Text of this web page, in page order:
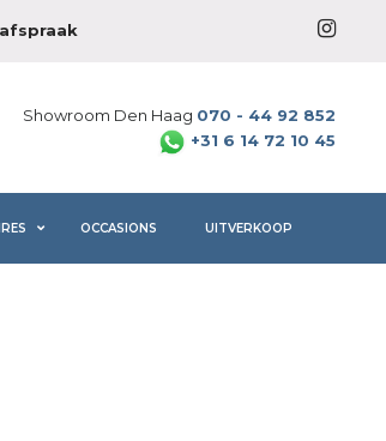
Showroom Den Haag 070 - 44 92 852
+31 6 14 72 10 45
OCCASIONS UITVERKOOP